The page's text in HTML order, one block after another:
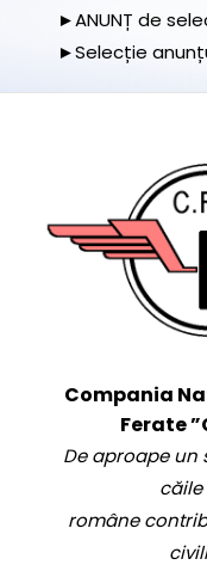
►ANUNȚ de
►Selecție
Compania
Ferate
De aproape un
căile
române